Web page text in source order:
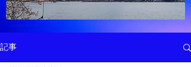
記事